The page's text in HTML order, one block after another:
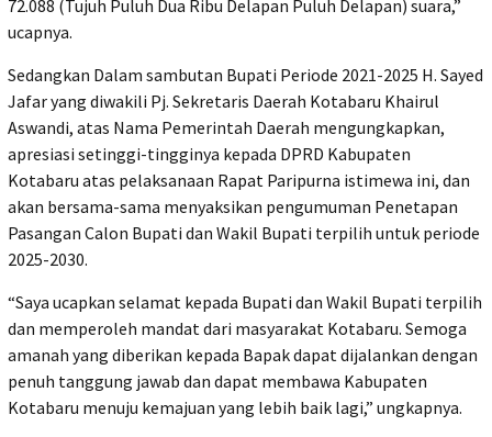
72.088 (Tujuh Puluh Dua Ribu Delapan Puluh Delapan) suara,”
ucapnya.
Sedangkan Dalam sambutan Bupati Periode 2021-2025 H. Sayed
Jafar yang diwakili Pj. Sekretaris Daerah Kotabaru Khairul
Aswandi, atas Nama Pemerintah Daerah mengungkapkan,
apresiasi setinggi-tingginya kepada DPRD Kabupaten
Kotabaru atas pelaksanaan Rapat Paripurna istimewa ini, dan
akan bersama-sama menyaksikan pengumuman Penetapan
Pasangan Calon Bupati dan Wakil Bupati terpilih untuk periode
2025-2030.
“Saya ucapkan selamat kepada Bupati dan Wakil Bupati terpilih
dan memperoleh mandat dari masyarakat Kotabaru. Semoga
amanah yang diberikan kepada Bapak dapat dijalankan dengan
penuh tanggung jawab dan dapat membawa Kabupaten
Kotabaru menuju kemajuan yang lebih baik lagi,” ungkapnya.